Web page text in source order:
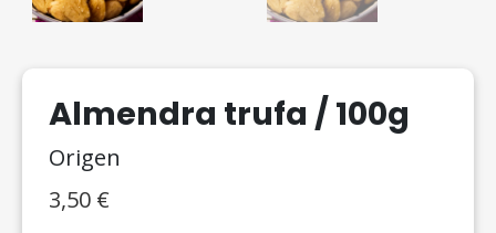
Almendra trufa / 100g
Origen
3,50 €